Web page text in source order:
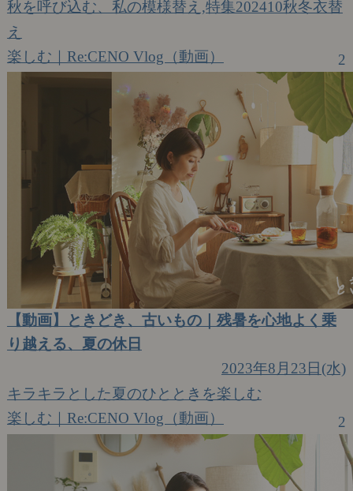
秋を呼び込む、私の模様替え,特集202410秋冬衣替
え
楽しむ｜Re:CENO Vlog（動画）
2
【動画】ときどき、古いもの｜残暑を心地よく乗
り越える、夏の休日
2023年8月23日(水)
キラキラとした夏のひとときを楽しむ
楽しむ｜Re:CENO Vlog（動画）
2